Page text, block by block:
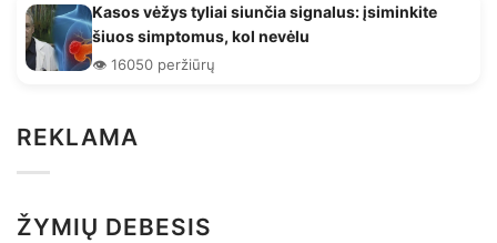
Kasos vėžys tyliai siunčia signalus: įsiminkite
šiuos simptomus, kol nevėlu
👁️ 16050 peržiūrų
REKLAMA
ŽYMIŲ DEBESIS